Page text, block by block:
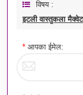
विषय :
इटली वास्तुकला मैक्वेट
* आपका ईमेल: